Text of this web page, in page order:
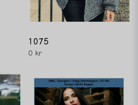
1075
0 kr